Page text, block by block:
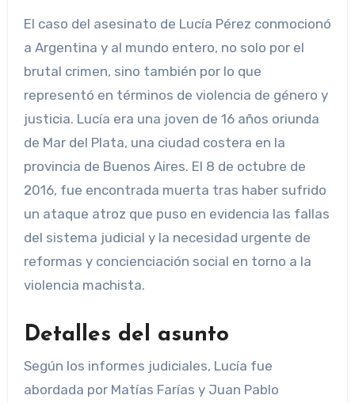
El caso del asesinato de Lucía Pérez conmocionó
a Argentina y al mundo entero, no solo por el
brutal crimen, sino también por lo que
representó en términos de violencia de género y
justicia. Lucía era una joven de 16 años oriunda
de Mar del Plata, una ciudad costera en la
provincia de Buenos Aires. El 8 de octubre de
2016, fue encontrada muerta tras haber sufrido
un ataque atroz que puso en evidencia las fallas
del sistema judicial y la necesidad urgente de
reformas y concienciación social en torno a la
violencia machista.
Detalles del asunto
Según los informes judiciales, Lucía fue
abordada por Matías Farías y Juan Pablo